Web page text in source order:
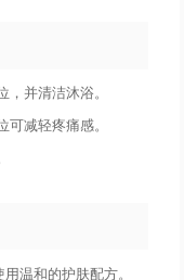
，并清洁沐浴。
可减轻疼痛感。
温和的护肤配方。